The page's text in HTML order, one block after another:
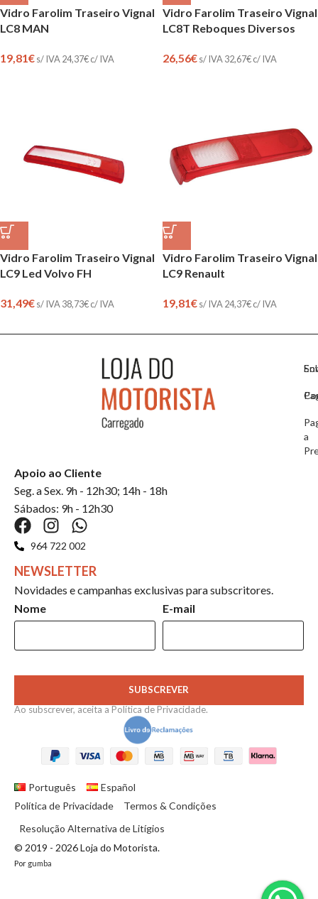
Vidro Farolim Traseiro Vignal
LC8 MAN
19,81€s/ IVA 24,37€c/ IVA
Vidro Farolim Traseiro Vignal
LC8T Reboques Diversos
26,56€s/ IVA 32,67€c/ IVA
Vidro Farolim Traseiro Vignal
LC9 Led Volvo FH
31,49€s/ IVA 38,73€c/ IVA
Vidro Farolim Traseiro Vignal
LC9 Renault
19,81€s/ IVA 24,37€c/ IVA
a
Apoio ao Cliente
Seg. a Sex. 9h - 12h30; 14h - 18h
Sábados: 9h - 12h30
964 722 002
NEWSLETTER
Novidades e campanhas exclusivas para subscritores.
Nome
E-mail
SUBSCREVER
Ao subscrever, aceita a Política de Privacidade.
© 2019 - 2026 Loja do Motorista.
Por gumba
Português
Español
Política de Privacidade
Termos & Condições
Resolução Alternativa de Litígios